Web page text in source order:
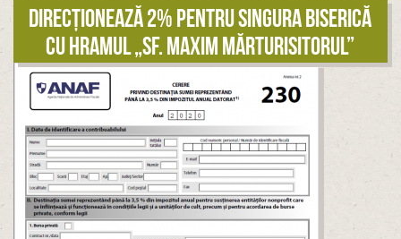
Direcționează 2% pentru singura biserică
cu hramul „Sf. Maxim Mărturisitorul”